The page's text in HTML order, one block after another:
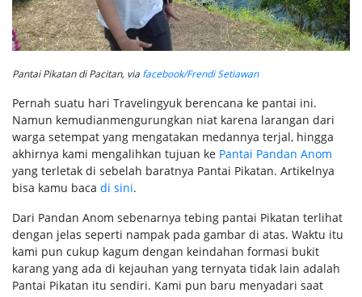
Pantai Pikatan di Pacitan, via facebook/Frendi Setiawan
Pernah suatu hari Travelingyuk berencana ke pantai ini.
Namun kemudianmengurungkan niat karena larangan dari
warga setempat yang mengatakan medannya terjal, hingga
akhirnya kami mengalihkan tujuan ke Pantai Pandan Anom
yang terletak di sebelah baratnya Pantai Pikatan. Artikelnya
bisa kamu baca di sini.
Dari Pandan Anom sebenarnya tebing pantai Pikatan terlihat
dengan jelas seperti nampak pada gambar di atas. Waktu itu
kami pun cukup kagum dengan keindahan formasi bukit
karang yang ada di kejauhan yang ternyata tidak lain adalah
Pantai Pikatan itu sendiri. Kami pun baru menyadari saat